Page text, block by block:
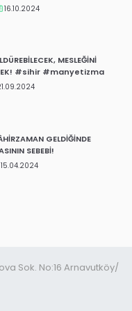
16.10.2024
MESLEĞİNİ
#sihir #manyetizma
GELDİĞİNDE
SEBEBİ!
15.04.2024
Sok. No:16 Arnavutköy/